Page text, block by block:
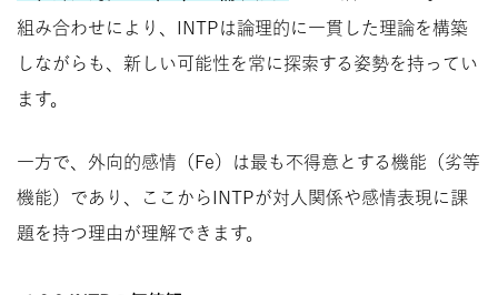
組み合わせにより、INTPは論理的に一貫した理論を構築
しながらも、新しい可能性を常に探索する姿勢を持ってい
ます。
一方で、外向的感情（Fe）は最も不得意とする機能（劣等
機能）であり、ここからINTPが対人関係や感情表現に課
題を持つ理由が理解できます。